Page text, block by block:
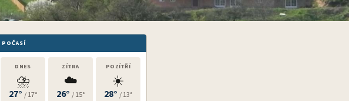
POČASÍ
DNES
⛈️
27° / 17°
ZÍTRA
☁️
26° / 15°
POZÍTŘÍ
☀️
28° / 13°